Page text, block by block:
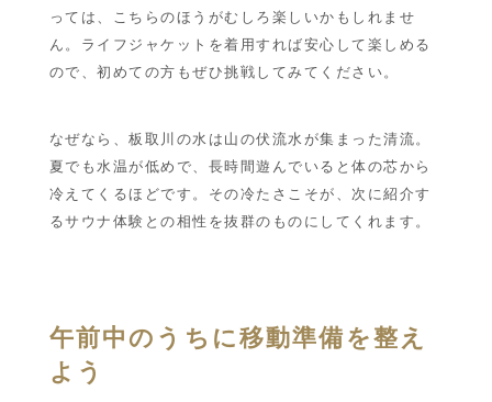
っては、こちらのほうがむしろ楽しいかもしれませ
ん。ライフジャケットを着用すれば安心して楽しめる
ので、初めての方もぜひ挑戦してみてください。
なぜなら、板取川の水は山の伏流水が集まった清流。
夏でも水温が低めで、長時間遊んでいると体の芯から
冷えてくるほどです。その冷たさこそが、次に紹介す
るサウナ体験との相性を抜群のものにしてくれます。
午前中のうちに移動準備を整え
よう